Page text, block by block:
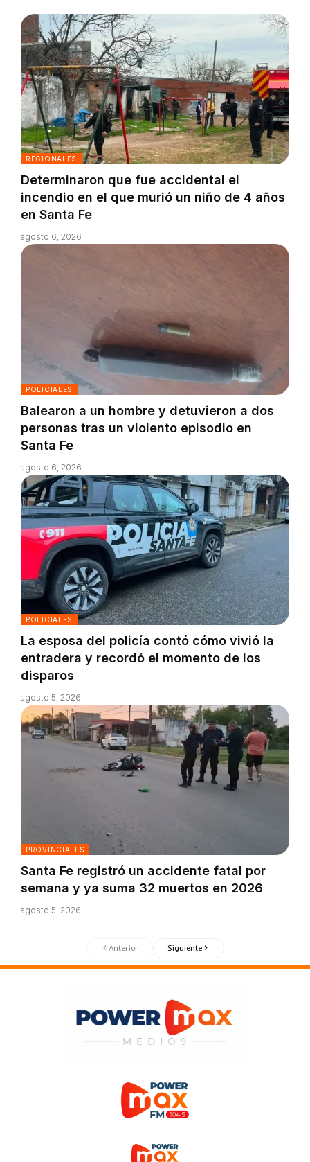
REGIONALES
Determinaron que fue accidental el
incendio en el que murió un niño de 4 años
en Santa Fe
agosto 6, 2026
POLICIALES
Balearon a un hombre y detuvieron a dos
personas tras un violento episodio en
Santa Fe
agosto 6, 2026
POLICIALES
La esposa del policía contó cómo vivió la
entradera y recordó el momento de los
disparos
agosto 5, 2026
PROVINCIALES
Santa Fe registró un accidente fatal por
semana y ya suma 32 muertos en 2026
agosto 5, 2026
Anterior Siguiente